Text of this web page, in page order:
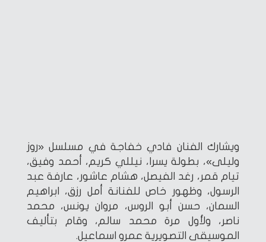
ويشارك الفنان فادي خفاجة في مسلسل «روز
وليلى»، بطولة يسرا، نيللي كريم، أحمد وفيق،
تيام قمر، رغد الفيصل، هشام عاشور، عارفة عبد
الرسول، وظهور خاص للفنانة أمل رزق، ابراهيم
السمان، حسن أبو الروس، مروان يونس، محمد
ناصر، ولأول مرة محمد سالم، وقام بتأليف
الموسيقى التصويرية عمرو اسماعيل.